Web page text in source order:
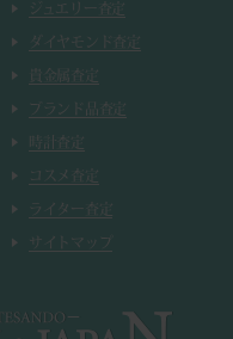
ジュエリー査定
ダイヤモンド査定
貴金属査定
ブランド品査定
時計査定
コスメ査定
ライター査定
サイトマップ